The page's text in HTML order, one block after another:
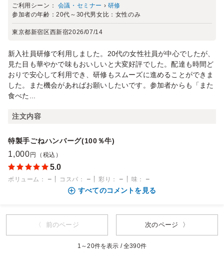
ご利用シーン： 会議・セミナー › 研修
参加者の年齢：20代～30代男女比： 女性のみ
東京都新宿区西新宿2026/07/14
新入社員研修で利用しました。20代の女性社員が中心でしたが、
見た目も華やかで味もおいしいと大変好評でした。配達も時間ど
おりで安心して利用でき、研修もスムーズに進めることができま
した。また機会があればお願いしたいです。参加者からも「また
食べた...
注文内容
特製手ごねハンバーグ(100％牛)
1,000 円（税込）
5.0
ボリューム ： － コスパ ： － 彩り ： － 味 ：
－
すべてのコメントを見る
〈 前のページ 次のページ 〉
1～20件を表示 / 全390件